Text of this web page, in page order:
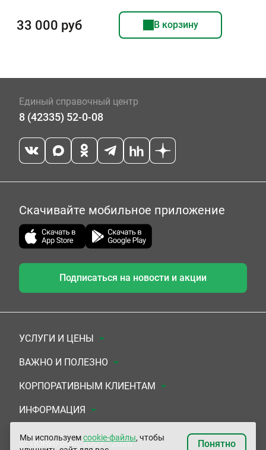
33 000 руб В корзину
Единый справочный центр
8 (42335) 52-0-08
Скачивайте мобильное приложение
Подписаться на новости и акции
УСЛУГИ И ЦЕНЫ
Анализы
Комплексы
УЗИ
ЭКГ/Холтер/СМАД
ВАЖНО И ПОЛЕЗНО
Документы для заключения договора
Система скидок
Подарочные сертификаты
КОРПОРАТИВНЫМ КЛИЕНТАМ
Медицинским организациям
Прочим организациям
ИНФОРМАЦИЯ
О Компании
© «ЮНИЛАБ», 2003 - 2026
Мы используемcookie-файлы, чтобы
Понятно